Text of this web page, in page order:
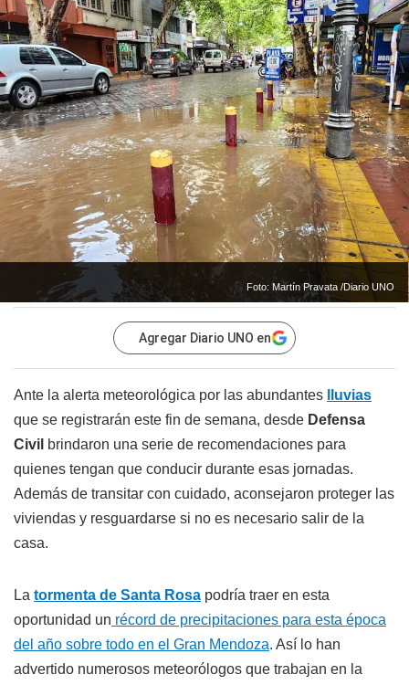
Foto: Martín Pravata /Diario UNO
Agregar Diario UNO en
Ante la alerta meteorológica por las abundantes
lluvias
que se registrarán este fin de semana, desde Defensa
Civil brindaron una serie de recomendaciones para
quienes tengan que conducir durante esas jornadas.
Además de transitar con cuidado, aconsejaron proteger las
viviendas y resguardarse si no es necesario salir de la
casa.
La tormenta de Santa Rosa podría traer en esta
oportunidad un récord de precipitaciones para esta época
del año sobre todo en el Gran Mendoza. Así lo han
advertido numerosos meteorólogos que trabajan en la